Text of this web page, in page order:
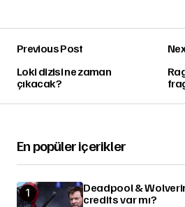
Previous Post
Loki dizisi ne zaman
çıkacak?
En popüler içerikler
Deadpool &
credits var mı?